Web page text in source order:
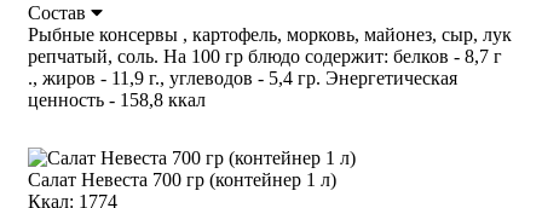
Состав
Рыбные консервы , картофель, морковь, майонез, сыр, лук
репчатый, соль. На 100 гр блюдо содержит: белков - 8,7 г
., жиров - 11,9 г., углеводов - 5,4 гр. Энергетическая
ценность - 158,8 ккал
Салат Невеста 700 гр (контейнер 1 л)
Ккал: 1774